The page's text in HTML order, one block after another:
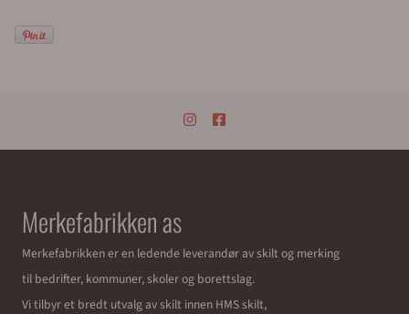
Merkefabrikken as
Merkefabrikken er en ledende leverandør av skilt og merking
til bedrifter, kommuner, skoler og borettslag.
Vi tilbyr et bredt utvalg av skilt innen HMS skilt,